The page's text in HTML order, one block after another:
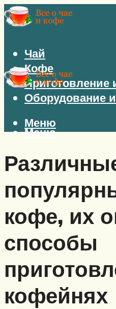
Чай
Кофе
Приготовление
Оборудование
Меню
Меню
кофе, их
способы
кофейнях